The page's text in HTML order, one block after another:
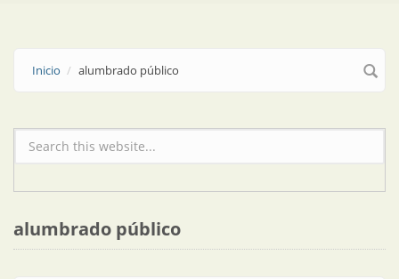
Inicio alumbrado público
Formulario de búsqueda
alumbrado público